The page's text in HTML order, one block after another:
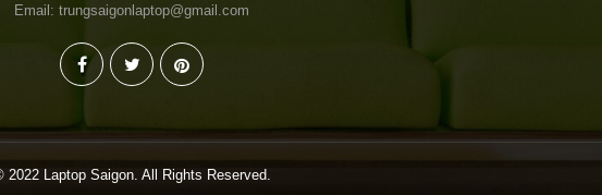
Email: trungsaigonlaptop@gmail.com
2022 Laptop Saigon. All Rights Reserved.